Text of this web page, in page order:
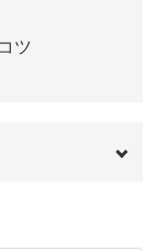
な表情にアレン
ツ